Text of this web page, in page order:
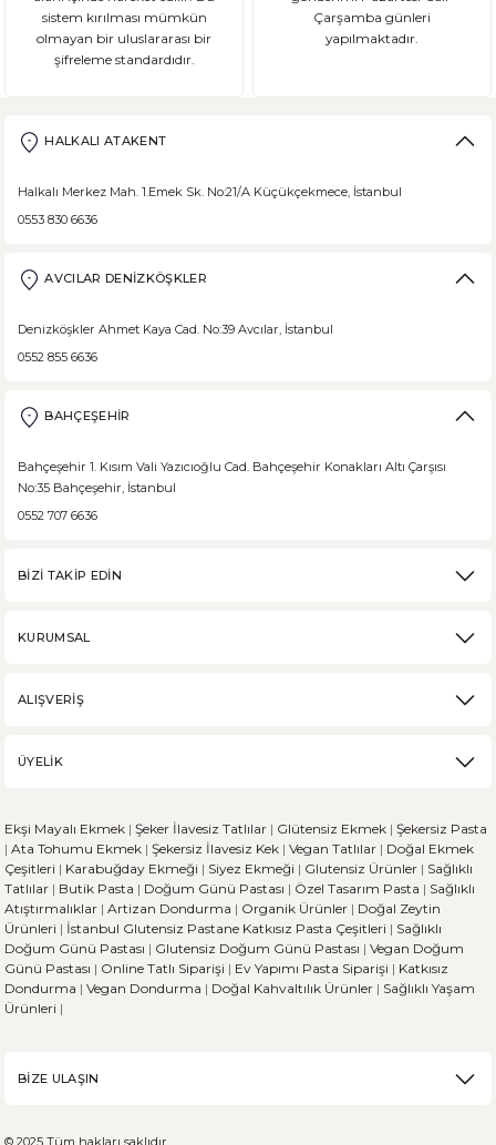
sistem kırılması mümkün
olmayan bir uluslararası bir
şifreleme standardıdır.
Çarşamba günleri
yapılmaktadır.
HALKALI ATAKENT
Halkalı Merkez Mah. 1.Emek Sk. No:21/A Küçükçekmece, İstanbul
0553 830 6636
AVCILAR DENİZKÖŞKLER
Denizköşkler Ahmet Kaya Cad. No:39 Avcılar, İstanbul
0552 855 6636
BAHÇEŞEHİR
Bahçeşehir 1. Kısım Vali Yazıcıoğlu Cad. Bahçeşehir Konakları Altı Çarşısı
No:35 Bahçeşehir, İstanbul
0552 707 6636
BİZİ TAKİP EDİN
KURUMSAL
ALIŞVERİŞ
ÜYELİK
Ekşi Mayalı Ekmek | Şeker İlavesiz Tatlılar | Glütensiz Ekmek | Şekersiz Pasta
| Ata Tohumu Ekmek | Şekersiz İlavesiz Kek | Vegan Tatlılar | Doğal Ekmek
Çeşitleri | Karabuğday Ekmeği | Siyez Ekmeği | Glutensiz Ürünler | Sağlıklı
Tatlılar | Butik Pasta | Doğum Günü Pastası | Özel Tasarım Pasta | Sağlıklı
Atıştırmalıklar | Artizan Dondurma | Organik Ürünler | Doğal Zeytin
Ürünleri | İstanbul Glutensiz Pastane Katkısız Pasta Çeşitleri | Sağlıklı
Doğum Günü Pastası | Glutensiz Doğum Günü Pastası | Vegan Doğum
Günü Pastası | Online Tatlı Siparişi | Ev Yapımı Pasta Siparişi | Katkısız
Dondurma | Vegan Dondurma | Doğal Kahvaltılık Ürünler | Sağlıklı Yaşam
Ürünleri |
BİZE ULAŞIN